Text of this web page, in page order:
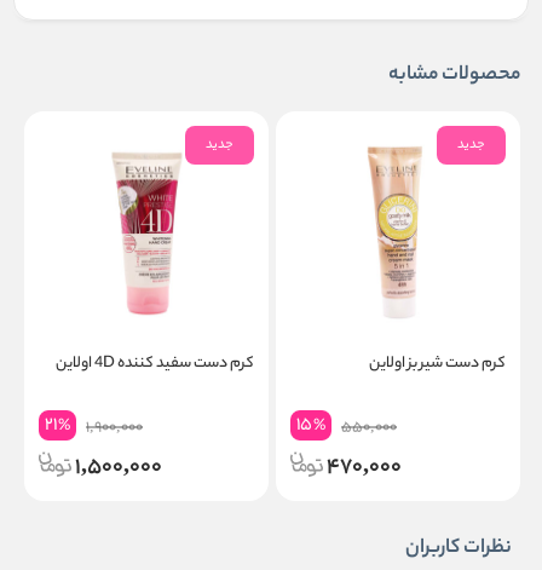
محصولات مشابه
جدید
کرم دست شیر بز اولاین
550,000
15%
470,000
جدید
کرم دست سفید کننده 4D اولاین
1,900,000
21%
1,500,000
نظرات کاربران